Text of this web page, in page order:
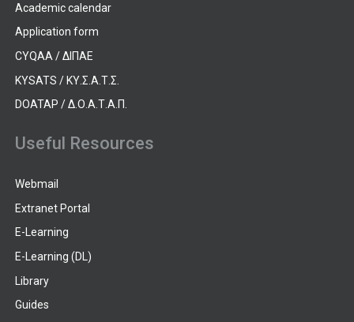
Academic calendar
Application form
CYQAA / ΔΙΠΑΕ
KYSATS / ΚΥ.Σ.Α.Τ.Σ.
DOATAP / Δ.Ο.Α.Τ.Α.Π.
Useful Resources
Webmail
Extranet Portal
E-Learning
E-Learning (DL)
Library
Guides